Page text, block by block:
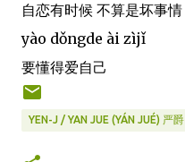
自恋有时候 不算是坏事情
yào dǒngde ài zìjǐ
要懂得爱自己
YEN-J / YAN JUE (YÁN JUÉ) 严爵